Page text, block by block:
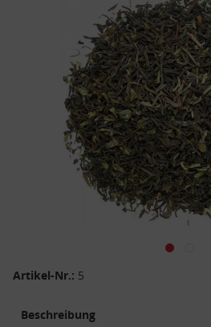
Artikel-Nr.: 5
Beschreibung